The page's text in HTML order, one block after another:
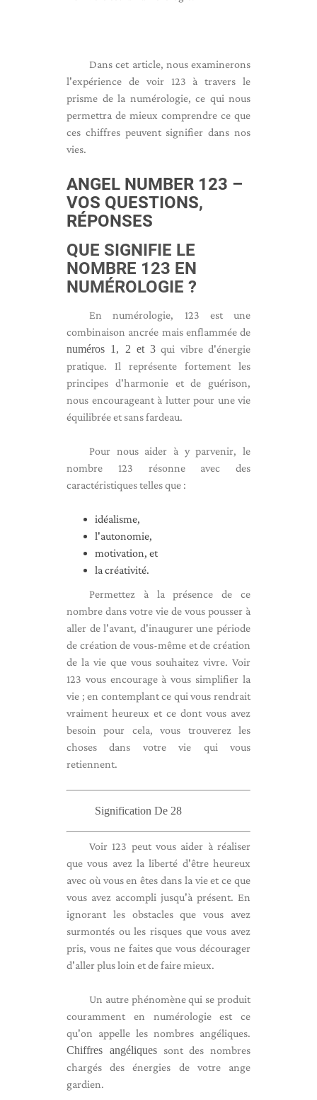
Dans cet article, nous examinerons
l'expérience de voir 123 à travers le
prisme de la numérologie, ce qui nous
permettra de mieux comprendre ce que
ces chiffres peuvent signifier dans nos
vies.
ANGEL NUMBER 123 –
VOS QUESTIONS,
RÉPONSES
QUE SIGNIFIE LE
NOMBRE 123 EN
NUMÉROLOGIE ?
En numérologie, 123 est une
combinaison ancrée mais enflammée de
numéros 1, 2 et 3 qui vibre d'énergie
pratique. Il représente fortement les
principes d'harmonie et de guérison,
nous encourageant à lutter pour une vie
équilibrée et sans fardeau.
Pour nous aider à y parvenir, le
nombre 123 résonne avec des
caractéristiques telles que :
idéalisme,
l'autonomie,
motivation, et
la créativité.
Permettez à la présence de ce
nombre dans votre vie de vous pousser à
aller de l'avant, d'inaugurer une période
de création de vous-même et de création
de la vie que vous souhaitez vivre. Voir
123 vous encourage à vous simplifier la
vie ; en contemplant ce qui vous rendrait
vraiment heureux et ce dont vous avez
besoin pour cela, vous trouverez les
choses dans votre vie qui vous
retiennent.
Signification De 28
Voir 123 peut vous aider à réaliser
que vous avez la liberté d'être heureux
avec où vous en êtes dans la vie et ce que
vous avez accompli jusqu'à présent. En
ignorant les obstacles que vous avez
surmontés ou les risques que vous avez
pris, vous ne faites que vous décourager
d'aller plus loin et de faire mieux.
Un autre phénomène qui se produit
couramment en numérologie est ce
qu'on appelle les nombres angéliques.
Chiffres angéliquessont des nombres
chargés des énergies de votre ange
gardien.